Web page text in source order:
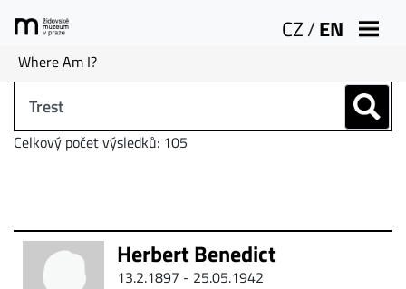
CZ/EN
Where Am I?
Celkový počet výsledků: 105
Herbert Benedict
13.2.1897 - 25.05.1942